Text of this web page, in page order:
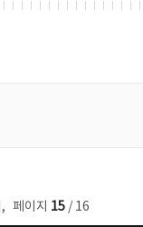
, 페이지 15 / 16